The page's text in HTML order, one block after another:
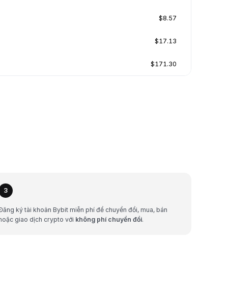
$8.57
$17.13
$171.30
3
ký tài khoản Bybit miễn phí để chuyển đổi, mua, bán
giao dịch crypto với không phí chuyển đổi.